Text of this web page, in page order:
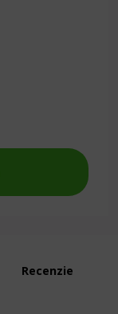
Recenzie